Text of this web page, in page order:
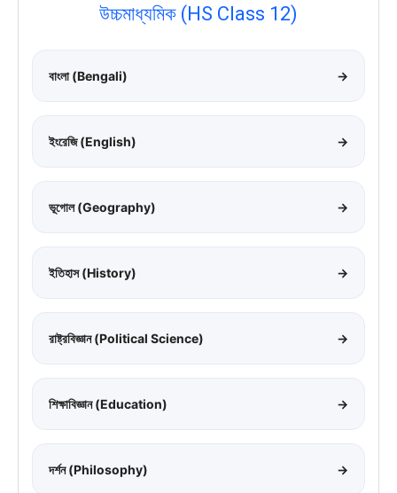
উচ্চমাধ্যমিক (HS Class 12)
বাংলা (Bengali) →
ইংরেজি (English) →
ভূগোল (Geography) →
ইতিহাস (History) →
রাষ্ট্রবিজ্ঞান (Political Science) →
শিক্ষাবিজ্ঞান (Education) →
দর্শন (Philosophy) →